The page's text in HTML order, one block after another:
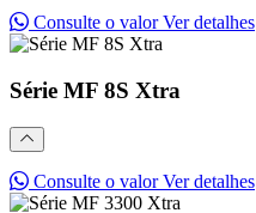
Consulte o valorVer detalhes
Série MF 8S Xtra
Consulte o valorVer detalhes